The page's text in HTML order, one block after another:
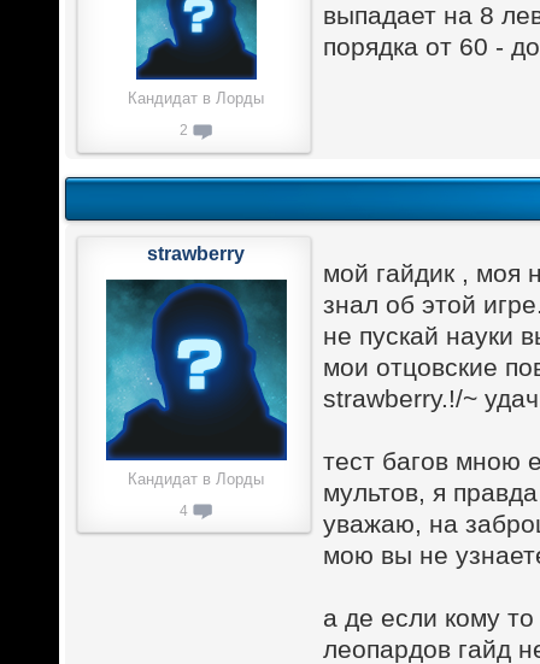
выпадает на 8
порядка от 60 -
Кандидат в Лорды
2
мой гайдик , моя
знал об этой
не пускай науки
мои отцовские
strawberry.!/~
тест багов мною
мультов, я
уважаю, на
мою вы не
а де если кому
леопардов гайд
strawberry
Кандидат в Лорды
4